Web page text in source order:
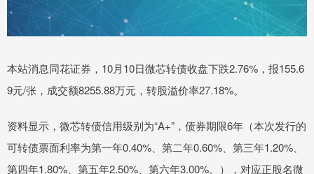
本站消息同花证券，10月10日微芯转债收盘下跌2.76%，报155.6
9元/张，成交额8255.88万元，转股溢价率27.18%。
资料显示，微芯转债信用级别为“A+”，债券期限6年（本次发行的
可转债票面利率为第一年0.40%、第二年0.60%、第三年1.20%、
第四年1.80%、第五年2.50%、第六年3.00%。），对应正股名微